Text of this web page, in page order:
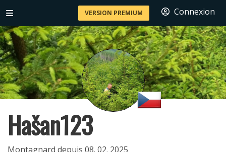
VERSION PREMIUM Connexion
Hašan123
Montagnard depuis 08. 02. 2025